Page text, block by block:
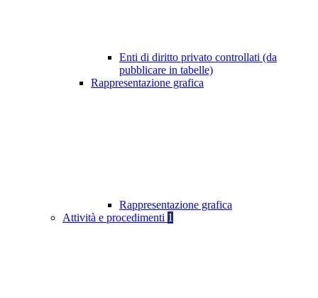
Enti di diritto privato controllati (da
pubblicare in tabelle)
Rappresentazione grafica
Rappresentazione grafica
Attività e procedimenti 1